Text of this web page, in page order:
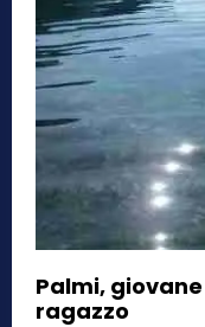
Palmi,
ragazzo